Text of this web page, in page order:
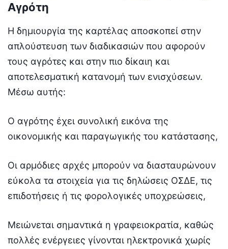
Αγρότη
Η δημιουργία της καρτέλας αποσκοπεί στην
απλούστευση των διαδικασιών που αφορούν
τους αγρότες και στην πιο δίκαιη και
αποτελεσματική κατανομή των ενισχύσεων.
Μέσω αυτής:
Ο αγρότης έχει συνολική εικόνα της
οικονομικής και παραγωγικής του κατάστασης,
Οι αρμόδιες αρχές μπορούν να διασταυρώνουν
εύκολα τα στοιχεία για τις δηλώσεις ΟΣΔΕ, τις
επιδοτήσεις ή τις φορολογικές υποχρεώσεις,
Μειώνεται σημαντικά η γραφειοκρατία, καθώς
πολλές ενέργειες γίνονται ηλεκτρονικά χωρίς